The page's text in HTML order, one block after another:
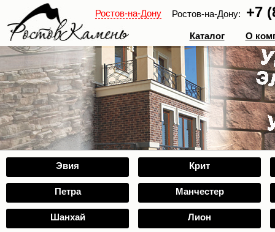
Ростов-на-Дону Ростов-на-Дону: +7
Каталог О
Эвия Крит
Петра Манчестер
Шанхай Лион